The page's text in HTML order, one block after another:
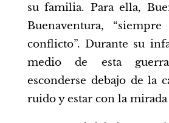
su familia. Para ella,
Buenaventura,
conflicto”. Durante su
medio de esta
esconderse debajo de la
ruido y estar con la mirada